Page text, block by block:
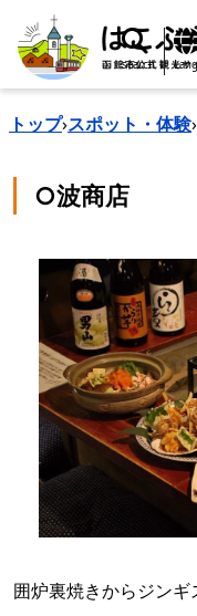
search
トップ›スポット・体験›
○波商店
囲炉裏焼きからジン